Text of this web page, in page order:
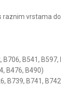
raznim vrstama
B541,
B476, B490)
B739, B741,